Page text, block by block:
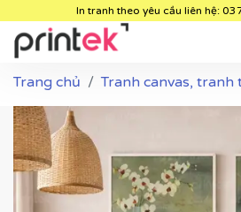
In tranh theo yêu cầu liên hệ:
Trang chủ Tranh canvas, tranh